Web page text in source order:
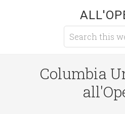
Columbia